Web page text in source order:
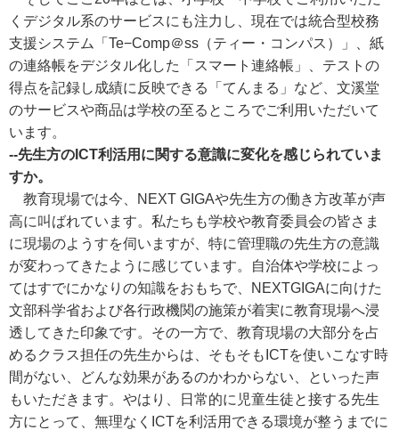
くデジタル系のサービスにも注力し、現在では統合型校務
支援システム「Te−Comp＠ss（ティー・コンパス）」、紙
の連絡帳をデジタル化した「スマート連絡帳」、テストの
得点を記録し成績に反映できる「てんまる」など、文溪堂
のサービスや商品は学校の至るところでご利用いただいて
います。
--先生方のICT利活用に関する意識に変化を感じられていま
すか。
教育現場では今、NEXT GIGAや先生方の働き方改革が声
高に叫ばれています。私たちも学校や教育委員会の皆さま
に現場のようすを伺いますが、特に管理職の先生方の意識
が変わってきたように感じています。自治体や学校によっ
てはすでにかなりの知識をおもちで、NEXTGIGAに向けた
文部科学省および各行政機関の施策が着実に教育現場へ浸
透してきた印象です。その一方で、教育現場の大部分を占
めるクラス担任の先生からは、そもそもICTを使いこなす時
間がない、どんな効果があるのかわからない、といった声
もいただきます。やはり、日常的に児童生徒と接する先生
方にとって、無理なくICTを利活用できる環境が整うまでに